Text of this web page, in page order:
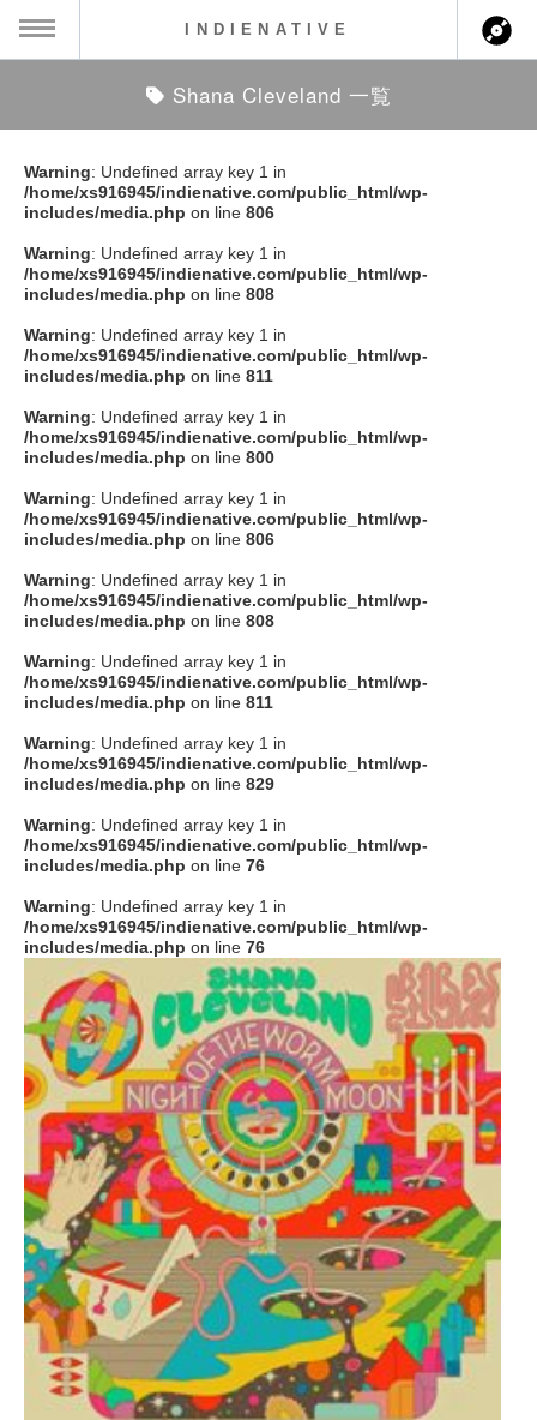
ス情報
ト情報
アーティスト
ション
ト
クト
SOCIAL
Facebook
instagram
Tumblr
Soundcloud
to indienative
INDIENATIVE
Shana Cleveland 一覧
Warning: Undefined array key 1 in
/home/xs916945/indienative.com/public_html/wp-
includes/media.php on line 806
Warning: Undefined array key 1 in
/home/xs916945/indienative.com/public_html/wp-
includes/media.php on line 808
Warning: Undefined array key 1 in
/home/xs916945/indienative.com/public_html/wp-
includes/media.php on line 811
Warning: Undefined array key 1 in
/home/xs916945/indienative.com/public_html/wp-
includes/media.php on line 800
Warning: Undefined array key 1 in
/home/xs916945/indienative.com/public_html/wp-
includes/media.php on line 806
Warning: Undefined array key 1 in
/home/xs916945/indienative.com/public_html/wp-
includes/media.php on line 808
Warning: Undefined array key 1 in
/home/xs916945/indienative.com/public_html/wp-
includes/media.php on line 811
Warning: Undefined array key 1 in
/home/xs916945/indienative.com/public_html/wp-
includes/media.php on line 829
Warning: Undefined array key 1 in
/home/xs916945/indienative.com/public_html/wp-
includes/media.php on line 76
Warning: Undefined array key 1 in
/home/xs916945/indienative.com/public_html/wp-
includes/media.php on line 76